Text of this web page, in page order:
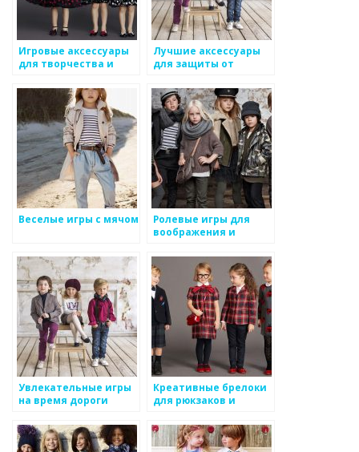
Игровые аксессуары
для творчества и
Лучшие аксессуары
для защиты от
детского стиля
Веселые игры с мячом
Ролевые игры для
воображения и
важность и
преимущества
Увлекательные игры
на время дороги
Креативные брелоки
для рюкзаков и
аксессуар для
детского стиля